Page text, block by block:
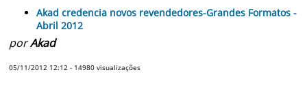
Novidades
Releases
Login
Akad credencia novos revendedores-Grandes Formatos -
Abril 2012
porAkad
05/11/2012 12:12 - 14980 visualizações